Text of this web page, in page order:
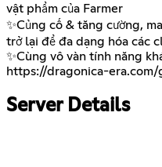
vật phẩm của Farmer
✨Củng cố & tăng cường,
trở lại để đa dạng hóa các
✨Cùng vô vàn tính năng
https://dragonica-
Server Details